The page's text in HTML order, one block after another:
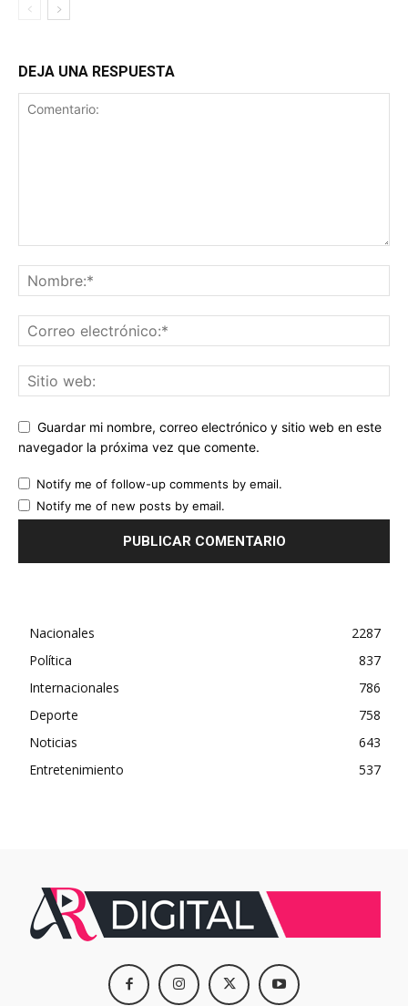
DEJA UNA RESPUESTA
Guardar mi nombre, correo electrónico y sitio web en este
navegador la próxima vez que comente.
Notify me of follow-up comments by email.
Notify me of new posts by email.
Nacionales
2287
Política
837
Internacionales
786
Deporte
758
Noticias
643
Entretenimiento
537